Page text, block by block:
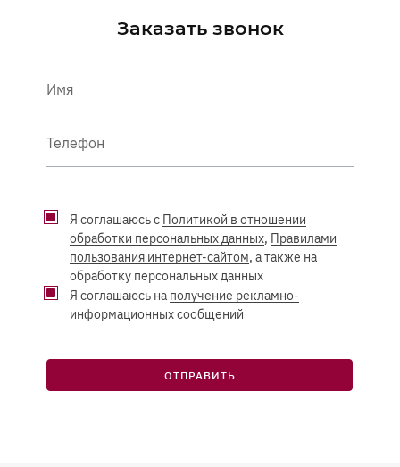
Заказать звонок
Имя
Телефон
Я соглашаюсь с Политикой в отношении
обработки персональных данных, Правилами
пользования интернет-сайтом, а также на
обработку персональных данных
Я соглашаюсь на получение рекламно-
информационных сообщений
ОТПРАВИТЬ